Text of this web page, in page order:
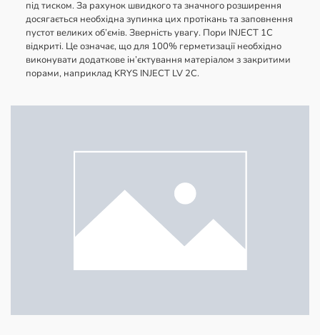
під тиском. За рахунок швидкого та значного розширення
досягається необхідна зупинка цих протікань та заповнення
пустот великих об’ємів. Зверність увагу. Пори INJECT 1C
відкриті. Це означає, що для 100% герметизації необхідно
виконувати додаткове ін’єктування матеріалом з закритими
порами, наприклад KRYS INJECT LV 2C.